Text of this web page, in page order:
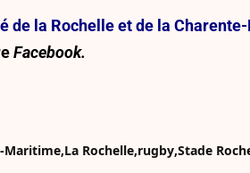
de la Rochelle et de la
Facebook.
Maritime La Rochelle rugby Stade